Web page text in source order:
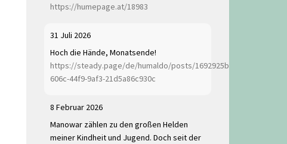
https://humepage.at/18983
31 Juli 2026
Hoch die Hände, Monatsende!
https://steady.page/de/humaldo/posts/1692925b-
606c-44f9-9af3-21d5a86c930c
8 Februar 2026
Manowar zählen zu den großen Helden
meiner Kindheit und Jugend. Doch seit der